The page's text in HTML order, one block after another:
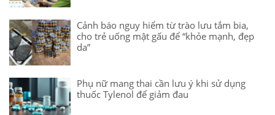
Cảnh báo nguy hiểm từ trào lưu tắm bia,
cho trẻ uống mật gấu để “khỏe mạnh, đẹp
da”
Phụ nữ mang thai cần lưu ý khi sử dụng
thuốc Tylenol để giảm đau